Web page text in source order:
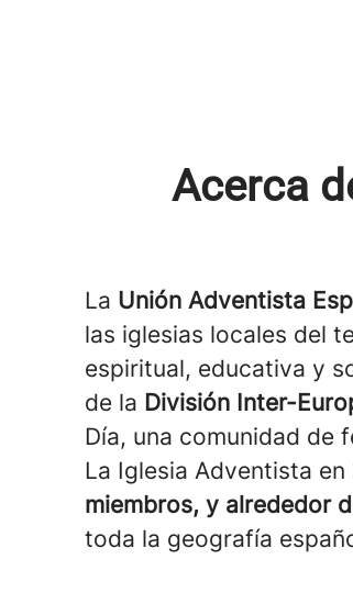
Acerca
La Unión Adventista
las iglesias locales del
espiritual, educativa y
de la División Inter-
Día, una comunidad de
La Iglesia Adventista
miembros, y alrededor
toda la geografía